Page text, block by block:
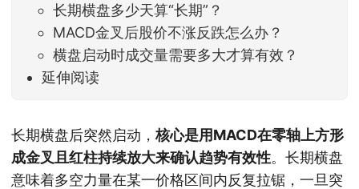
长期横盘多少天算“长期”？
MACD金叉后股价不涨反跌怎么办？
横盘启动时成交量需要多大才算有效？
延伸阅读
长期横盘后突然启动，核心是用MACD在零轴上方形
成金叉且红柱持续放大来确认趋势有效性。长期横盘
意味着多空力量在某一价格区间内反复拉锯，一旦突